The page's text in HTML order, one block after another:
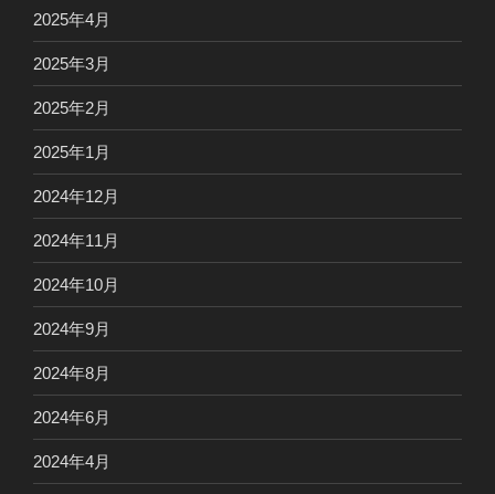
2025年4月
2025年3月
2025年2月
2025年1月
2024年12月
2024年11月
2024年10月
2024年9月
2024年8月
2024年6月
2024年4月